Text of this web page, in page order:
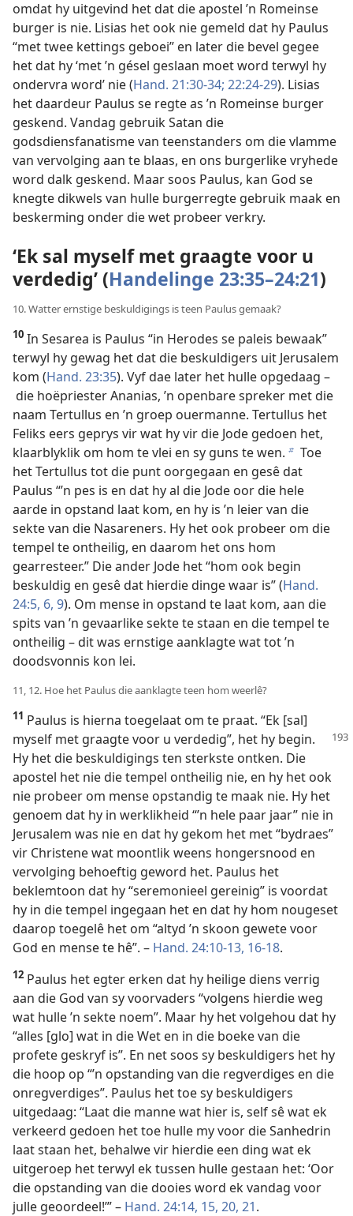
omdat hy uitgevind het dat die apostel ’n Romeinse
burger is nie. Lisias het ook nie gemeld dat hy Paulus
“met twee kettings geboei” en later die bevel gegee
het dat hy ‘met ’n gésel geslaan moet word terwyl hy
ondervra word’ nie (Hand. 21:30-34; 22:24-29). Lisias
het daardeur Paulus se regte as ’n Romeinse burger
geskend. Vandag gebruik Satan die
godsdiensfanatisme van teenstanders om die vlamme
van vervolging aan te blaas, en ons burgerlike vryhede
word dalk geskend. Maar soos Paulus, kan God se
knegte dikwels van hulle burgerregte gebruik maak en
beskerming onder die wet probeer verkry.
‘Ek sal myself met graagte voor u
verdedig’ (Handelinge 23:35–24:21)
10. Watter ernstige beskuldigings is teen Paulus gemaak?
10 In Sesarea is Paulus “in Herodes se paleis bewaak”
terwyl hy gewag het dat die beskuldigers uit Jerusalem
kom (Hand. 23:35). Vyf dae later het hulle opgedaag –
die hoëpriester Ananias, ’n openbare spreker met die
naam Tertullus en ’n groep ouermanne. Tertullus het
Feliks eers geprys vir wat hy vir die Jode gedoen het,
klaarblyklik om hom te vlei en sy guns te wen. b Toe
het Tertullus tot die punt oorgegaan en gesê dat
Paulus “’n pes is en dat hy al die Jode oor die hele
aarde in opstand laat kom, en hy is ’n leier van die
sekte van die Nasareners. Hy het ook probeer om die
tempel te ontheilig, en daarom het ons hom
gearresteer.” Die ander Jode het “hom ook begin
beskuldig en gesê dat hierdie dinge waar is” (Hand.
24:5, 6, 9). Om mense in opstand te laat kom, aan die
spits van ’n gevaarlike sekte te staan en die tempel te
ontheilig – dit was ernstige aanklagte wat tot ’n
doodsvonnis kon lei.
11, 12. Hoe het Paulus die aanklagte teen hom weerlê?
11 Paulus is hierna toegelaat om te praat. “Ek [sal]
myself met graagtevoor u verdedig”, het hy begin.
Hy het die beskuldigings ten sterkste ontken. Die
apostel het nie die tempel ontheilig nie, en hy het ook
nie probeer om mense opstandig te maak nie. Hy het
genoem dat hy in werklikheid “’n hele paar jaar” nie in
Jerusalem was nie en dat hy gekom het met “bydraes”
vir Christene wat moontlik weens hongersnood en
vervolging behoeftig geword het. Paulus het
beklemtoon dat hy “seremonieel gereinig” is voordat
hy in die tempel ingegaan het en dat hy hom nougeset
daarop toegelê het om “altyd ’n skoon gewete voor
God en mense te hê”. – Hand. 24:10-13, 16-18.
12 Paulus het egter erken dat hy heilige diens verrig
aan die God van sy voorvaders “volgens hierdie weg
wat hulle ’n sekte noem”. Maar hy het volgehou dat hy
“alles [glo] wat in die Wet en in die boeke van die
profete geskryf is”. En net soos sy beskuldigers het hy
die hoop op “’n opstanding van die regverdiges en die
onregverdiges”. Paulus het toe sy beskuldigers
uitgedaag: “Laat die manne wat hier is, self sê wat ek
verkeerd gedoen het toe hulle my voor die Sanhedrin
laat staan het, behalwe vir hierdie een ding wat ek
uitgeroep het terwyl ek tussen hulle gestaan het: ‘Oor
die opstanding van die dooies word ek vandag voor
julle geoordeel!’” – Hand. 24:14, 15, 20, 21.